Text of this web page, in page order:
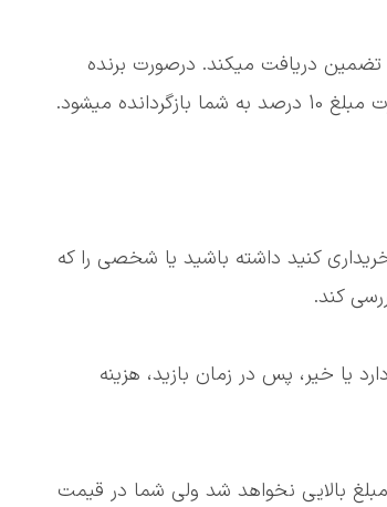
از شما به عنوان تضمین دریافت میکند. درصورت برنده
میشود.
کنید داشته باشید یا شخصی را که
کند.
یا خیر، پس در زمان بازید، هزینه
بالایی نخواهد شد ولی شما در قیمت